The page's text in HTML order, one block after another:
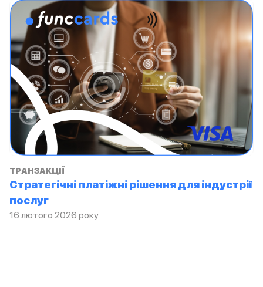
ТРАНЗАКЦІЇ
Стратегічні платіжні рішення для індустрії
послуг
16 лютого 2026 року